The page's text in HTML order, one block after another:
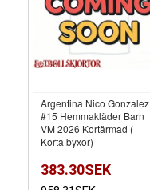
Argentina Nico Gonzalez
#15 Hemmakläder Barn
VM 2026 Kortärmad (+
Korta byxor)
383.30SEK